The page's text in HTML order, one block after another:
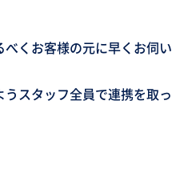
くお客様の元に早くお伺い
スタッフ全員で連携を取っ